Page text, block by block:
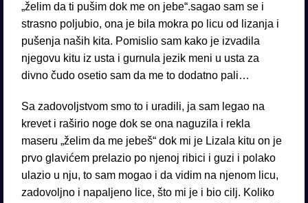
„želim da ti pušim dok me on jebe“.sagao sam se i
strasno poljubio, ona je bila mokra po licu od lizanja i
pušenja naših kita. Pomislio sam kako je izvadila
njegovu kitu iz usta i gurnula jezik meni u usta za
divno čudo osetio sam da me to dodatno pali…
Sa zadovoljstvom smo to i uradili, ja sam legao na
krevet i raširio noge dok se ona naguzila i rekla
maseru „želim da me jebeš“ dok mi je Lizala kitu on je
prvo glavićem prelazio po njenoj ribici i guzi i polako
ulazio u nju, to sam mogao i da vidim na njenom licu,
zadovoljno i napaljeno lice, što mi je i bio cilj. Koliko